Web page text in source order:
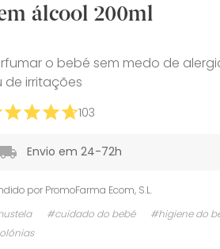
álcool 200ml
o bebé sem medo de
de irritações
103
Envio em 24-72h
por PromoFarma Ecom, S.L.
#cuidado do bebé
#higiene do